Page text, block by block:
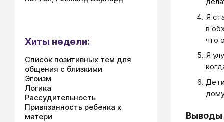
Я
в
что
Я
Выводы
Хиты недели:
Список позитивных тем для
общения с близкими
Эгоизм
Логика
Рассудительность
Привязанность ребенка к
матери